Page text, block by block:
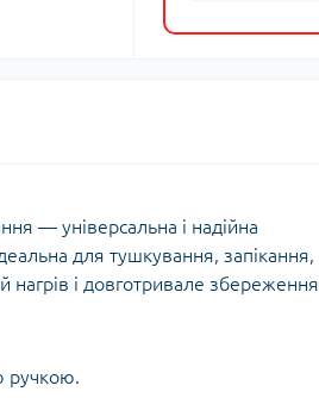
— універсальна і надійна
для тушкування, запікання,
нагрів і довготривале збереження
ручкою.